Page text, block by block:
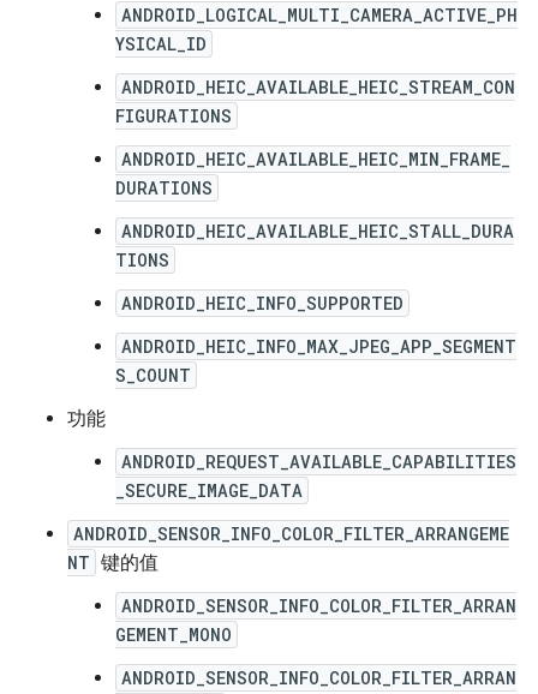
ANDROID_LOGICAL_MULTI_CAMERA_ACTIVE_PH
YSICAL_ID
ANDROID_HEIC_AVAILABLE_HEIC_STREAM_CON
FIGURATIONS
ANDROID_HEIC_AVAILABLE_HEIC_MIN_FRAME_
DURATIONS
ANDROID_HEIC_AVAILABLE_HEIC_STALL_DURA
TIONS
ANDROID_HEIC_INFO_SUPPORTED
ANDROID_HEIC_INFO_MAX_JPEG_APP_SEGMENT
S_COUNT
功能
ANDROID_REQUEST_AVAILABLE_CAPABILITIES
_SECURE_IMAGE_DATA
ANDROID_SENSOR_INFO_COLOR_FILTER_ARRANGEME
NT 键的值
ANDROID_SENSOR_INFO_COLOR_FILTER_ARRAN
GEMENT_MONO
ANDROID_SENSOR_INFO_COLOR_FILTER_ARRAN